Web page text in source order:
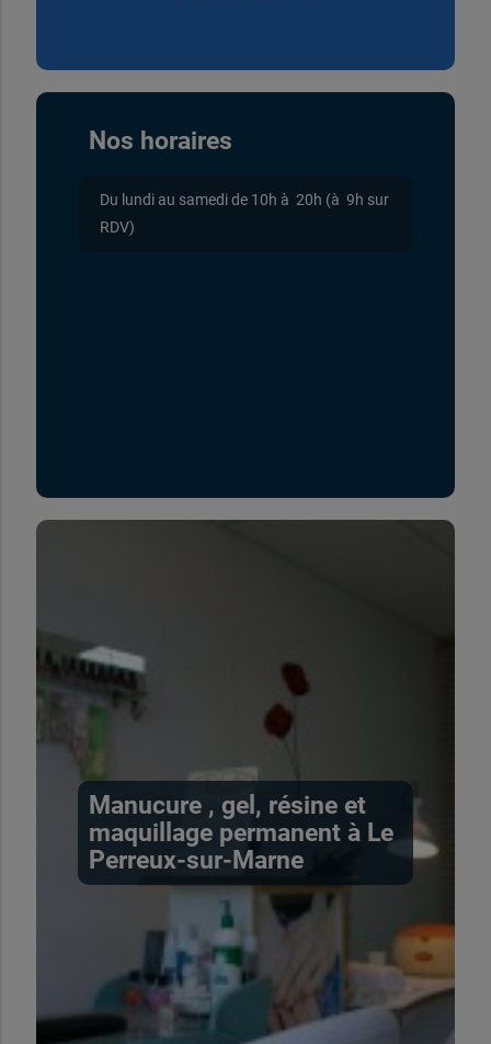
Nos horaires
Du lundi au samedi de 10h à 20h (à 9h sur
RDV)
Manucure , gel, résine et
maquillage permanent à Le
Perreux-sur-Marne